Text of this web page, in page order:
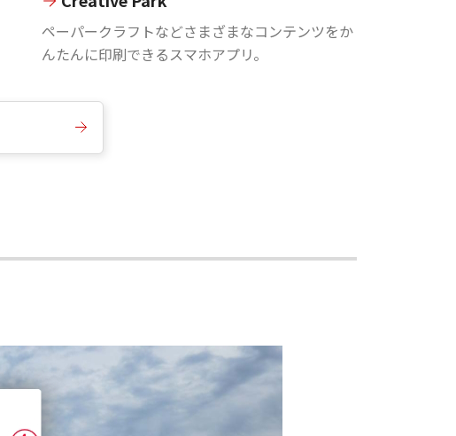
ペーパークラフトなどさまざまなコンテンツをか
んたんに印刷できるスマホアプリ。